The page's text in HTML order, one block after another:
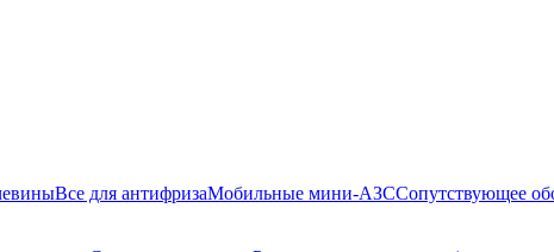
Все для антифризаМобильные мини-АЗССопутствующее